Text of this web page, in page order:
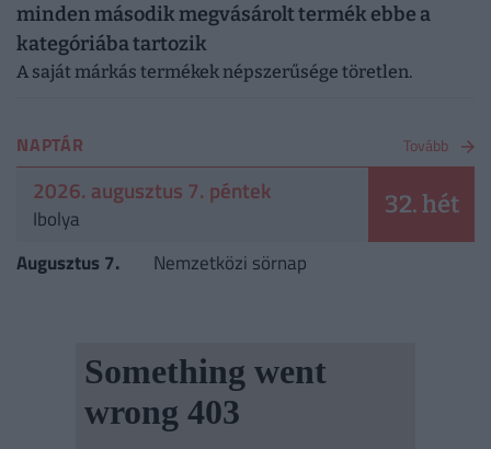
minden második megvásárolt termék ebbe a
kategóriába tartozik
A saját márkás termékek népszerűsége töretlen.
NAPTÁR Tovább
2026. augusztus 7. péntek
Ibolya 32. hét
Augusztus 7. Nemzetközi sörnap